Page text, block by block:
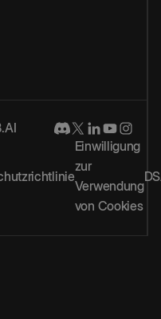
Einwilligung
zur
Verwendung
von Cookies